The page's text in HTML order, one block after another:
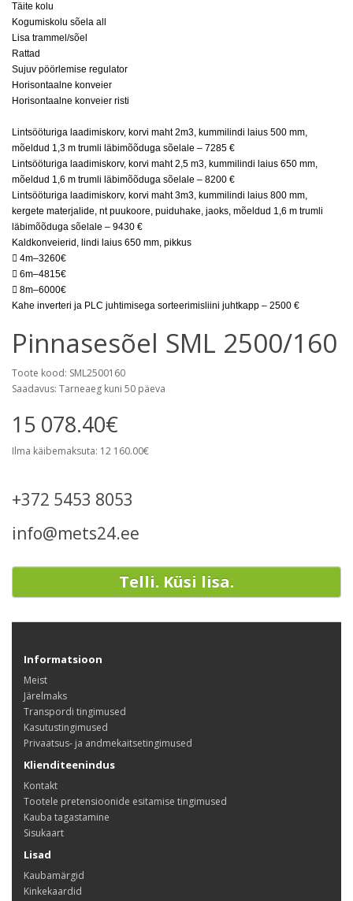
Täite kolu
Kogumiskolu sõela all
Lisa trammel/sõel
Rattad
Sujuv pöörlemise regulator
Horisontaalne konveier
Horisontaalne konveier risti
Lintsööturiga laadimiskorv, korvi maht 2m3, kummilindi laius 500 mm,
mõeldud 1,3 m trumli läbimõõduga sõelale – 7285 €
Lintsööturiga laadimiskorv, korvi maht 2,5 m3, kummilindi laius 650 mm,
mõeldud 1,6 m trumli läbimõõduga sõelale – 8200 €
Lintsööturiga laadimiskorv, korvi maht 3m3, kummilindi laius 800 mm,
kergete materjalide, nt puukoore, puiduhake, jaoks, mõeldud 1,6 m trumli
läbimõõduga sõelale – 9430 €
Kaldkonveierid, lindi laius 650 mm, pikkus
 4m–3260€
 6m–4815€
 8m–6000€
Kahe inverteri ja PLC juhtimisega sorteerimisliini juhtkapp – 2500 €
Pinnasesõel SML 2500/160
Toote kood: SML2500160
Saadavus: Tarneaeg kuni 50 päeva
15 078.40€
Ilma käibemaksuta: 12 160.00€
+372 5453 8053
info@mets24.ee
Telli. Küsi lisa.
Informatsioon
Meist
Järelmaks
Transpordi tingimused
Kasutustingimused
Privaatsus- ja andmekaitsetingimused
Klienditeenindus
Kontakt
Tootele pretensioonide esitamise tingimused
Kauba tagastamine
Sisukaart
Lisad
Kaubamärgid
Kinkekaardid